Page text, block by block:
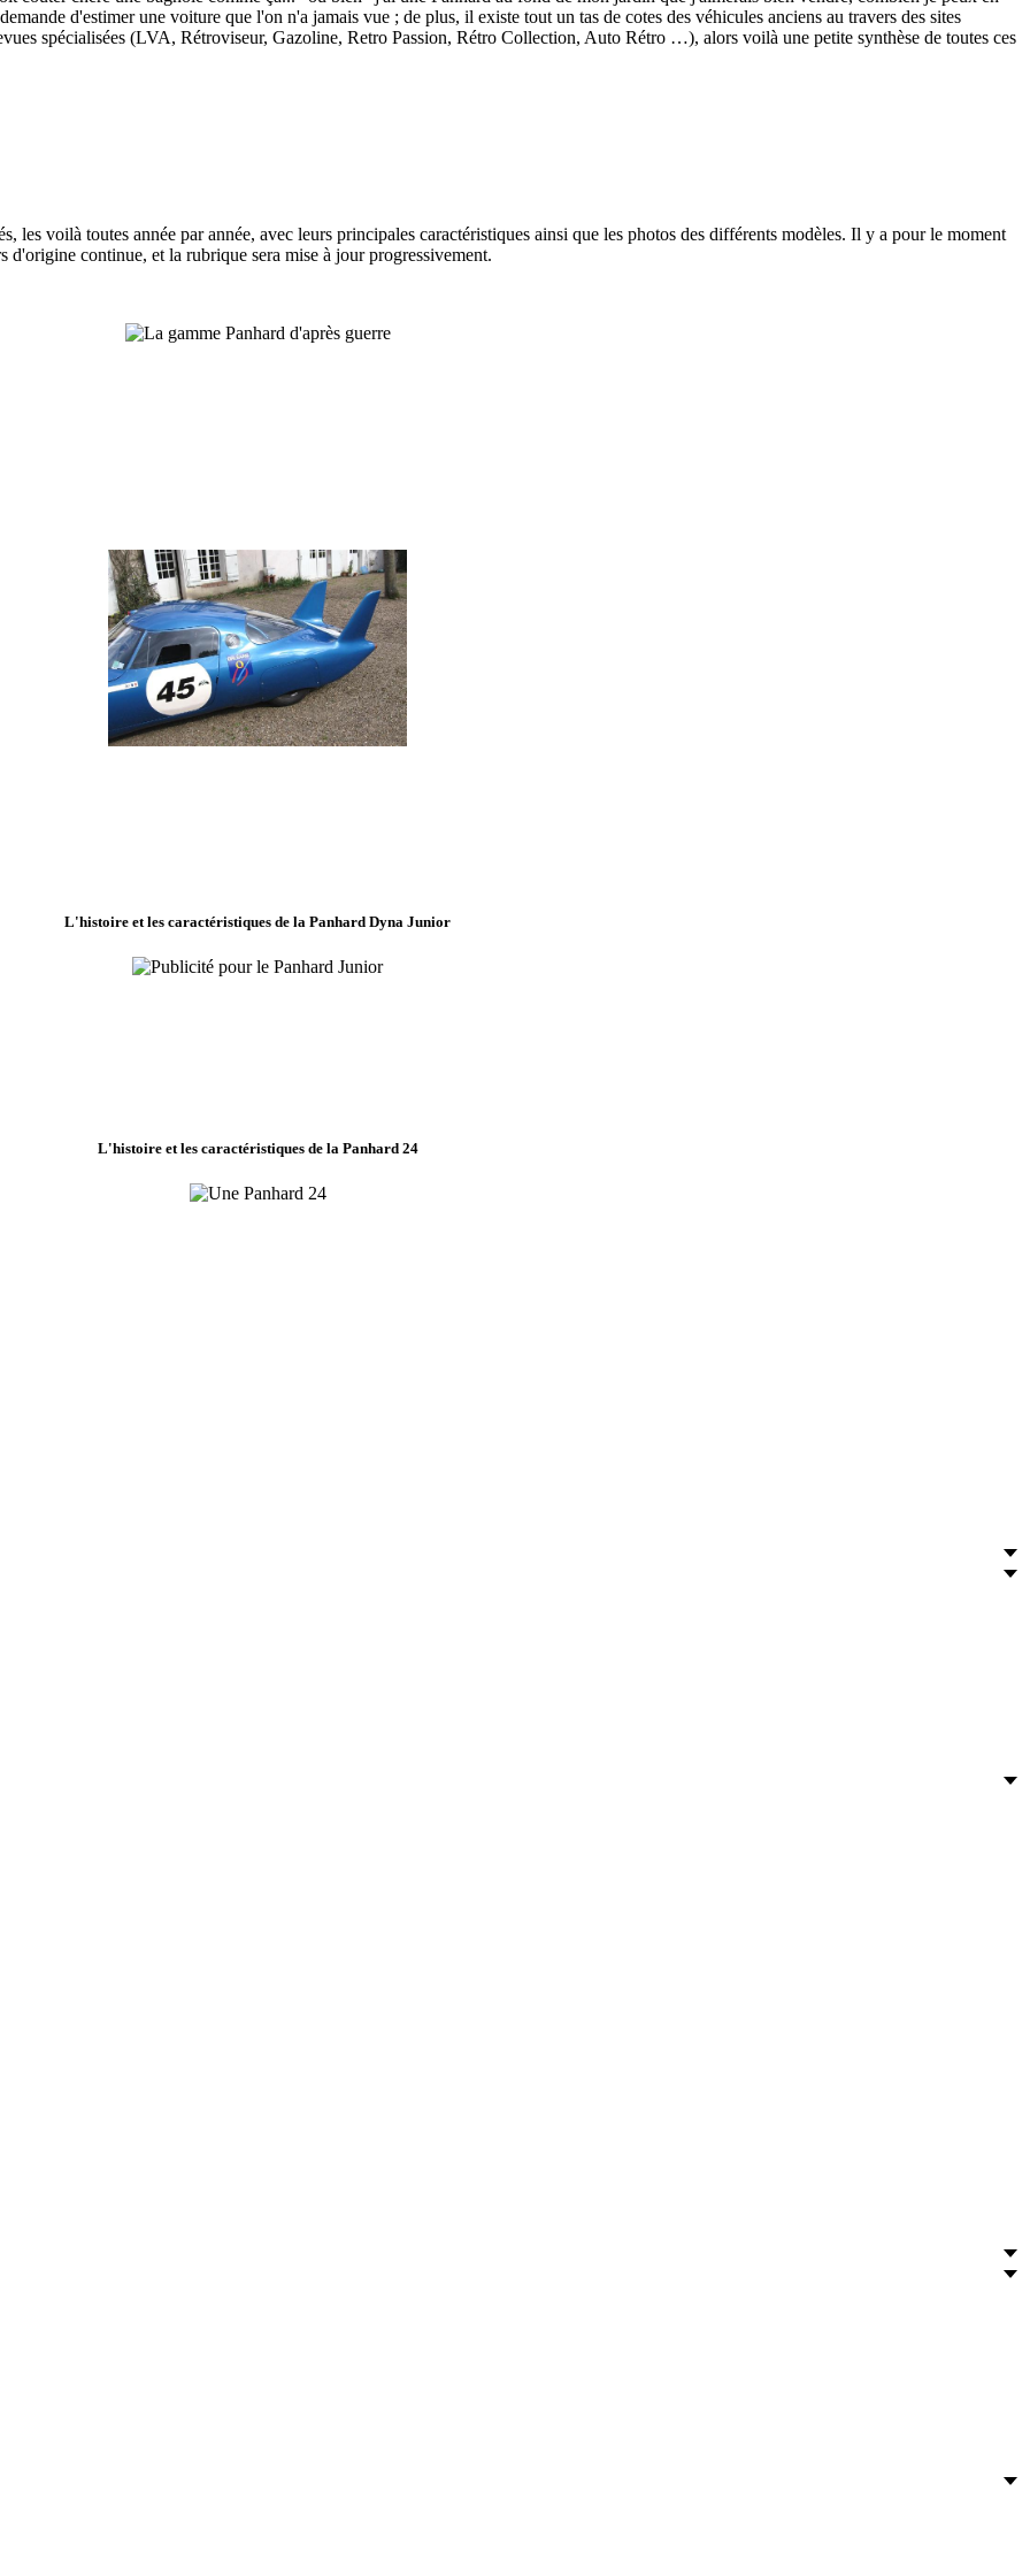
d'estimer une voiture que l'on n'a jamais vue ; de plus, il existe tout un tas de cotes des véhicules anciens au travers des sites
spécialisées (LVA, Rétroviseur, Gazoline, Retro Passion, Rétro Collection, Auto Rétro …), alors voilà une petite synthèse de toutes ces
les voilà toutes année par année, avec leurs principales caractéristiques ainsi que les photos des différents modèles. Il y a pour le moment
d'origine continue, et la rubrique sera mise à jour progressivement.
L'histoire et les caractéristiques de la Panhard Dyna Junior
L'histoire et les caractéristiques de la Panhard 24